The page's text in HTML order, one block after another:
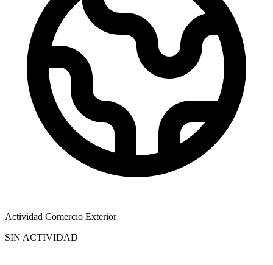
Actividad Comercio Exterior
SIN ACTIVIDAD